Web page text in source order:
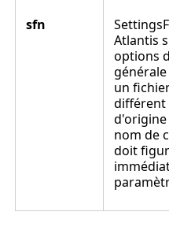
sfn
Atlantis
options
un
différent
d'origine
nom de
doit